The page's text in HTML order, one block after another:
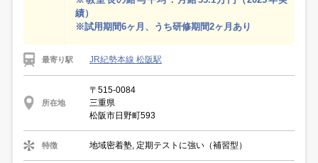
績）
※試用期間6ヶ月、うち研修期間2ヶ月あり
最寄り駅 JR紀勢本線 松阪駅
所在地
〒515-0084
三重県
松阪市日野町593
特徴 地域密着塾, 定期テストに強い（補習型）